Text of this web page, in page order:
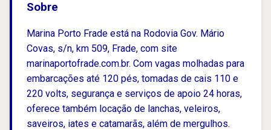
Sobre
Marina Porto Frade está na Rodovia Gov. Mário
Covas, s/n, km 509, Frade, com site
marinaportofrade.com.br. Com vagas molhadas para
embarcações até 120 pés, tomadas de cais 110 e
220 volts, segurança e serviços de apoio 24 horas,
oferece também locação de lanchas, veleiros,
saveiros, iates e catamarãs, além de mergulhos.